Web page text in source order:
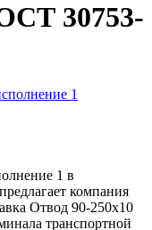
30753-
1 в
компания
Отвод 90-250х10
транспортной